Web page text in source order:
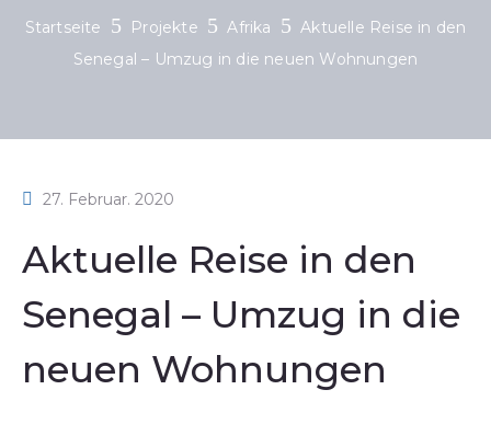
Startseite Projekte Afrika
Aktuelle Reise in den
Senegal – Umzug in die neuen Wohnungen
27. Februar. 2020
Aktuelle Reise in den
Senegal – Umzug in die
neuen Wohnungen